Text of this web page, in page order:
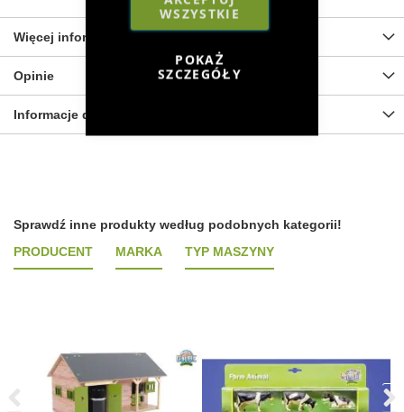
WSZYSTKIE
POKAŻ
SZCZEGÓŁY
Więcej informacji
Opinie
Informacje dot. bezpieczeństwa
Sprawdź inne produkty według podobnych kategorii!
PRODUCENT
MARKA TYP MASZYNY